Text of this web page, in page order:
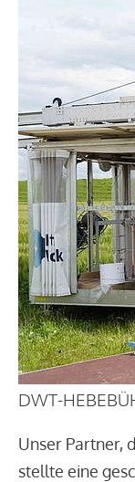
DWT-
Unser Partner,
stellte eine